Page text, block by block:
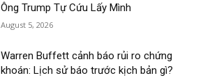
Ông Trump Tự Cứu Lấy Mình
August 5, 2026
Warren Buffett cảnh báo rủi ro chứng
khoán: Lịch sử báo trước kịch bản gì?